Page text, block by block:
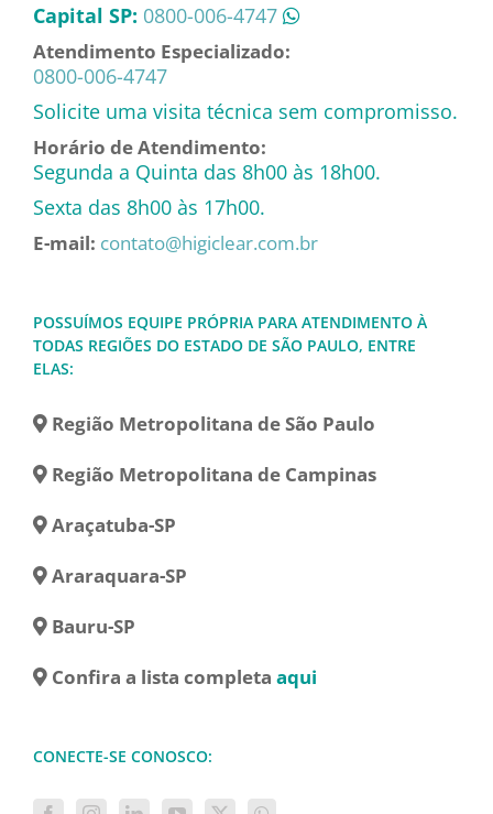
Capital SP: 0800-006-4747
Atendimento Especializado:
0800-006-4747
Solicite uma visita técnica sem compromisso.
Horário de Atendimento:
Segunda a Quinta das 8h00 às 18h00.
Sexta das 8h00 às 17h00.
E-mail: contato@higiclear.com.br
POSSUÍMOS EQUIPE PRÓPRIA PARA ATENDIMENTO À
TODAS REGIÕES DO ESTADO DE SÃO PAULO, ENTRE
ELAS:
Região Metropolitana de São Paulo
Região Metropolitana de Campinas
Araçatuba-SP
Araraquara-SP
Bauru-SP
Confira a lista completa aqui
CONECTE-SE CONOSCO: